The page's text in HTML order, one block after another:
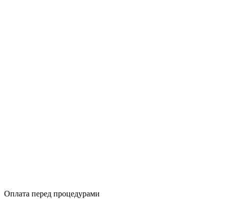
Оплата перед процедурами